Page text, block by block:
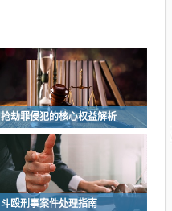
抢劫罪侵犯的核心权益解析
斗殴刑事案件处理指南